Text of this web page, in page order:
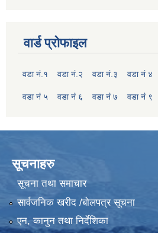
वार्ड प्रोफाइल
वडा नं.१ वडा नं.२ वडा नं.३ वडा नं ४
वडा नं ५ वडा नं ६ वडा नं ७ वडा नं ९
सूचनाहरु
सूचना तथा समाचार
सार्वजनिक खरीद /बोलपत्र सूचना
एन, कानुन तथा निर्देशिका